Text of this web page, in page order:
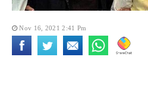
Nov 16, 2021 2:41 Pm